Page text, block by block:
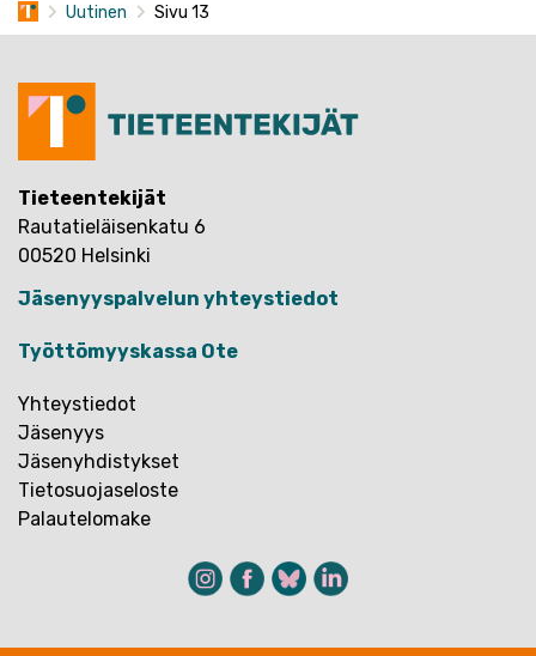
Uutinen Sivu 13
Tieteentekijät
Rautatieläisenkatu 6
00520 Helsinki
Jäsenyyspalvelun yhteystiedot
Työttömyyskassa Ote
Yhteystiedot
Jäsenyys
Jäsenyhdistykset
Tietosuojaseloste
Palautelomake